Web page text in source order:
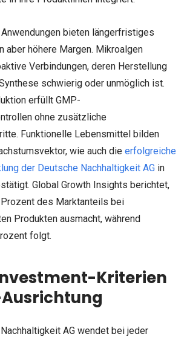
bieten längerfristiges
aber höhere Margen. Mikroalgen
Verbindungen, deren Herstellung
schwierig oder unmöglich ist.
erfüllt GMP-
ohne zusätzliche
Funktionelle Lebensmittel bilden
wie auch die erfolgreiche
der Deutsche Nachhaltigkeit AG in
Global Growth Insights berichtet,
des Marktanteils bei
Produkten ausmacht, während
folgt.
Kriterien
Ausrichtung
AG wendet bei jeder